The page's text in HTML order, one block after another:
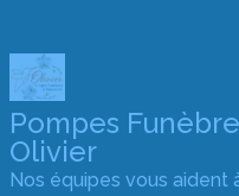
Pompes
Olivier
Nos équipes vous aident